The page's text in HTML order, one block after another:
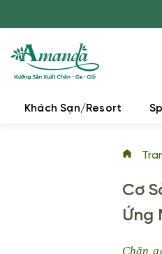
Khách Sạn/Resort
Cơ
Ứng
Chăn